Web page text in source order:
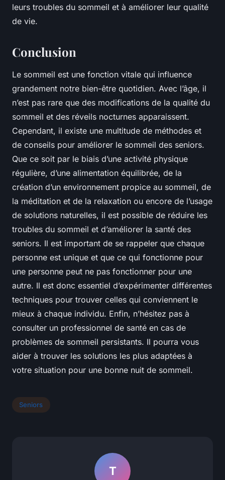
leurs troubles du sommeil et à améliorer leur qualité
de vie.
Conclusion
Le sommeil est une fonction vitale qui influence
grandement notre bien-être quotidien. Avec l’âge, il
n’est pas rare que des modifications de la qualité du
sommeil et des réveils nocturnes apparaissent.
Cependant, il existe une multitude de méthodes et
de conseils pour améliorer le sommeil des seniors.
Que ce soit par le biais d’une activité physique
régulière, d’une alimentation équilibrée, de la
création d’un environnement propice au sommeil, de
la méditation et de la relaxation ou encore de l’usage
de solutions naturelles, il est possible de réduire les
troubles du sommeil et d’améliorer la santé des
seniors. Il est important de se rappeler que chaque
personne est unique et que ce qui fonctionne pour
une personne peut ne pas fonctionner pour une
autre. Il est donc essentiel d’expérimenter différentes
techniques pour trouver celles qui conviennent le
mieux à chaque individu. Enfin, n’hésitez pas à
consulter un professionnel de santé en cas de
problèmes de sommeil persistants. Il pourra vous
aider à trouver les solutions les plus adaptées à
votre situation pour une bonne nuit de sommeil.
Seniors
T